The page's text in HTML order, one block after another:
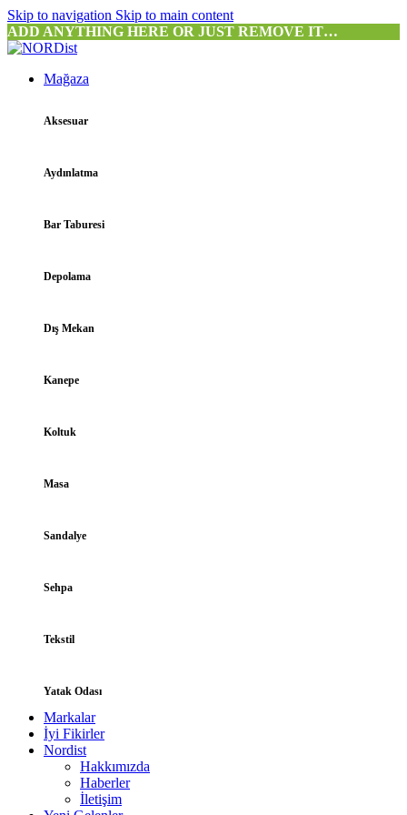
Skip to navigation Skip to main content
ADD ANYTHING HERE OR JUST REMOVE IT…
Mağaza
Aksesuar
Aydınlatma
Bar Taburesi
Depolama
Dış Mekan
Kanepe
Koltuk
Masa
Sandalye
Sehpa
Tekstil
Yatak Odası
Markalar
İyi Fikirler
Nordist
Hakkımızda
Haberler
İletişim